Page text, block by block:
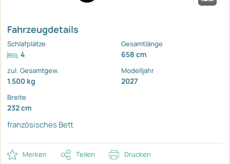
Fahrzeugdetails
Schlafplätze
4
Gesamtlänge
658 cm
zul. Gesamtgew.
1.500 kg
Modelljahr
2027
Breite
232 cm
französisches Bett
Merken Teilen Drucken